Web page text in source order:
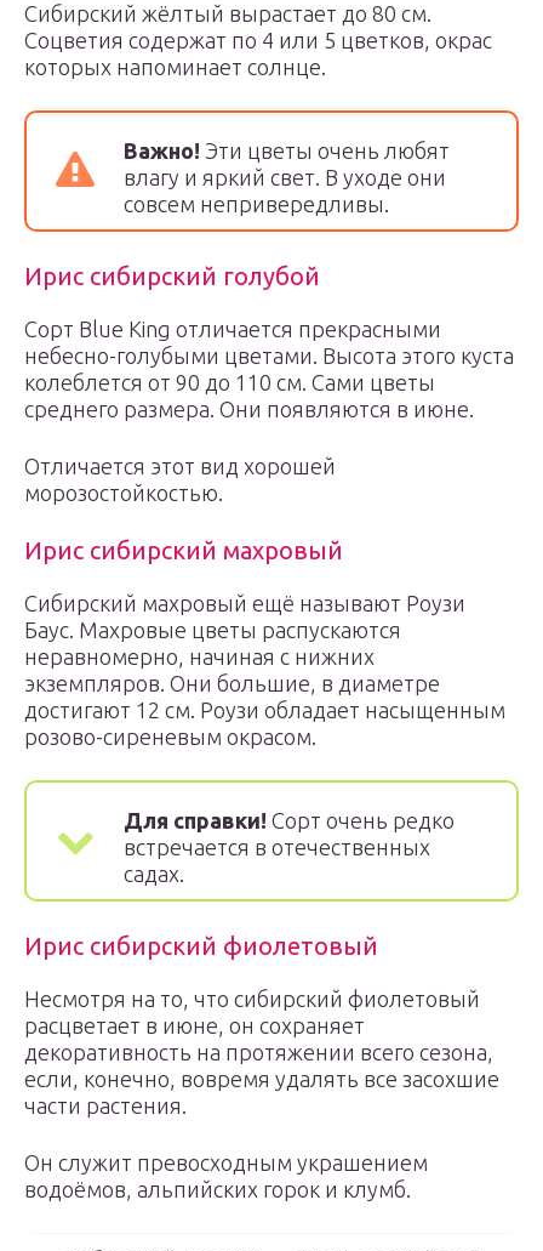
Сибирский жёлтый вырастает до 80 см.
Соцветия содержат по 4 или 5 цветков, окрас
которых напоминает солнце.
Важно! Эти цветы очень любят
влагу и яркий свет. В уходе они
совсем непривередливы.
Ирис сибирский голубой
Сорт Blue King отличается прекрасными
небесно-голубыми цветами. Высота этого куста
колеблется от 90 до 110 см. Сами цветы
среднего размера. Они появляются в июне.
Отличается этот вид хорошей
морозостойкостью.
Ирис сибирский махровый
Сибирский махровый ещё называют Роузи
Баус. Махровые цветы распускаются
неравномерно, начиная с нижних
экземпляров. Они большие, в диаметре
достигают 12 см. Роузи обладает насыщенным
розово-сиреневым окрасом.
Для справки! Сорт очень редко
встречается в отечественных
садах.
Ирис сибирский фиолетовый
Несмотря на то, что сибирский фиолетовый
расцветает в июне, он сохраняет
декоративность на протяжении всего сезона,
если, конечно, вовремя удалять все засохшие
части растения.
Он служит превосходным украшением
водоёмов, альпийских горок и клумб.